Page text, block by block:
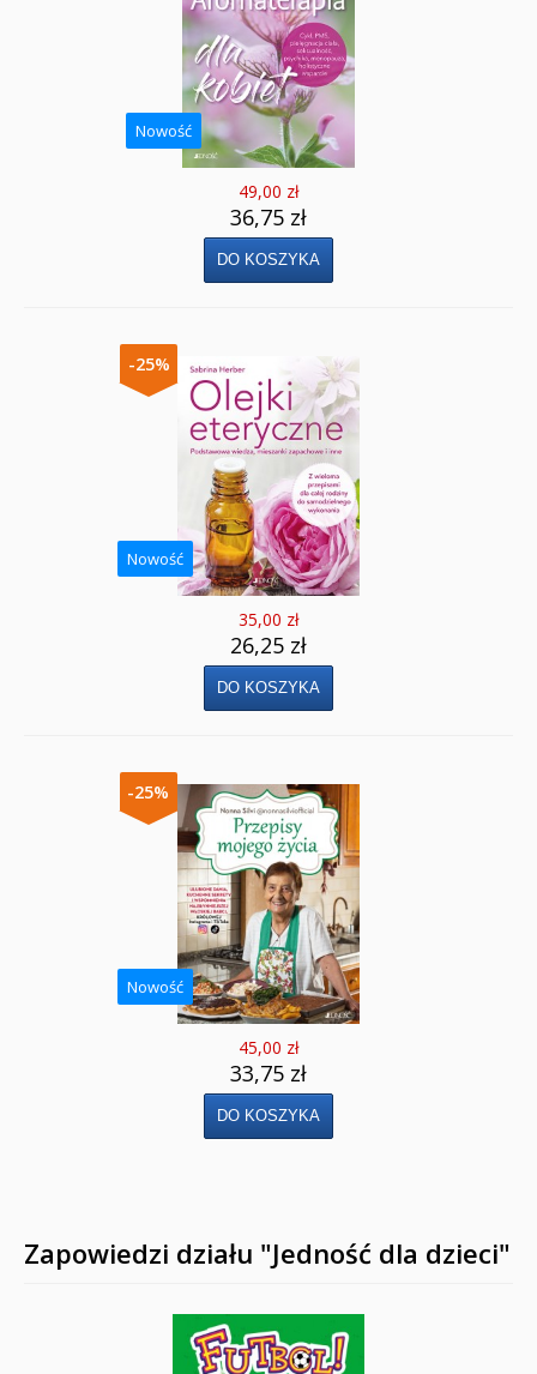
Nowość
49,00 zł
36,75 zł
-25%
Nowość
35,00 zł
26,25 zł
-25%
Nowość
45,00 zł
33,75 zł
Zapowiedzi działu "Jedność dla dzieci"